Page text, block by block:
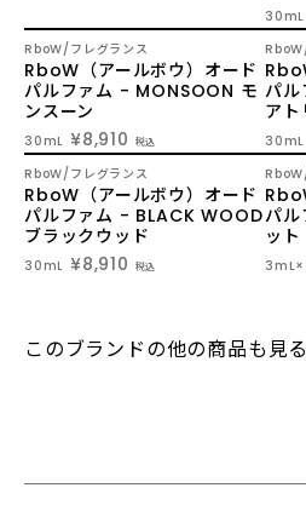
30mL
RboW フレグランス
RboW（アールボウ）オード
パルファム - MONSOON モ
ンスーン
30mL ¥8,910 税込
RboW
パル
アト
30mL
RboW フレグランス
RboW（アールボウ）オード
パルファム - BLACK WOOD
ブラックウッド
30mL ¥8,910 税込
RboW
パル
ット
このブランドの他の商品も見る